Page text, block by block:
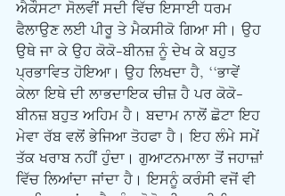
ਐਕੌਸਟਾ ਸੋਲਵੀਂ ਸਦੀ ਵਿੱਚ ਇਸਾਈ ਧਰਮ
ਫੈਲਾਉਣ ਲਈ ਪੀਰੂ ਤੇ ਮੈਕਸੀਕੋ ਗਿਆ ਸੀ। ਉਹ
ਉਥੇ ਜਾ ਕੇ ਉਹ ਕੋਕੋ-ਬੀਨਜ਼ ਨੂੰ ਦੇਖ ਕੇ ਬਹੁਤ
ਪ੍ਰਭਾਵਿਤ ਹੋਇਆ। ਉਹ ਲਿਖਦਾ ਹੈ, ‘‘ਭਾਵੇਂ
ਕੇਲਾ ਇਥੇ ਦੀ ਲਾਭਦਾਇਕ ਚੀਜ਼ ਹੈ ਪਰ ਕੋਕੋ-
ਬੀਨਜ਼ ਬਹੁਤ ਅਹਿਮ ਹੈ। ਬਦਾਮ ਨਾਲੋਂ ਛੋਟਾ ਇਹ
ਮੇਵਾ ਰੱਬ ਵਲੋਂ ਭੇਜਿਆ ਤੋਹਫਾ ਹੈ। ਇਹ ਲੰਮੇ ਸਮੇਂ
ਤੱਕ ਖਰਾਬ ਨਹੀਂ ਹੁੰਦਾ। ਗੁਆਟਨਮਾਲਾ ਤੋਂ ਜਹਾਜ਼ਾਂ
ਵਿੱਚ ਲਿਆਂਦਾ ਜਾਂਦਾ ਹੈ। ਇਸਨੂੰ ਕਰੰਸੀ ਵਜੋਂ ਵੀ